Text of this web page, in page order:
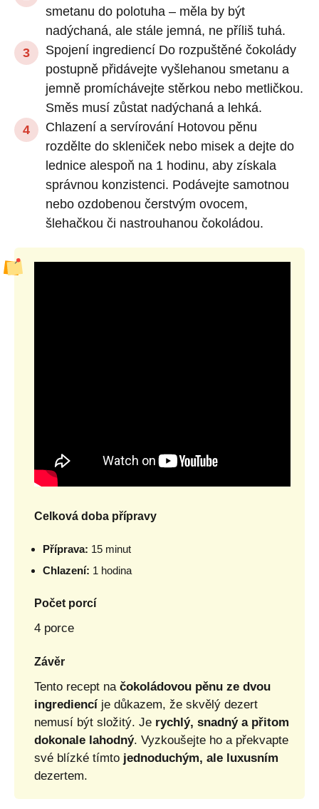
smetanu do polotuha – měla by být
nadýchaná, ale stále jemná, ne příliš tuhá.
Spojení ingrediencí Do rozpuštěné čokolády
postupně přidávejte vyšlehanou smetanu a
jemně promíchávejte stěrkou nebo metličkou.
Směs musí zůstat nadýchaná a lehká.
Chlazení a servírování Hotovou pěnu
rozdělte do skleniček nebo misek a dejte do
lednice alespoň na 1 hodinu, aby získala
správnou konzistenci. Podávejte samotnou
nebo ozdobenou čerstvým ovocem,
šlehačkou či nastrouhanou čokoládou.
Celková doba přípravy
Příprava: 15 minut
Chlazení: 1 hodina
Počet porcí
4 porce
Závěr
Tento recept na čokoládovou pěnu ze dvou
ingrediencí je důkazem, že skvělý dezert
nemusí být složitý. Je rychlý, snadný a přitom
dokonale lahodný. Vyzkoušejte ho a překvapte
své blízké tímto jednoduchým, ale luxusním
dezertem.